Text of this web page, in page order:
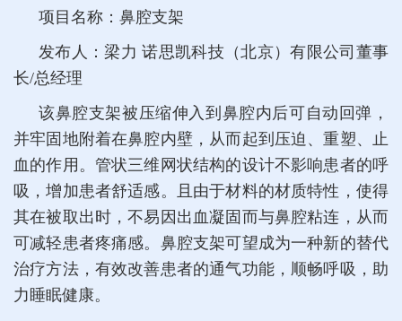
项目名称：鼻腔支架
发布人：梁力 诺思凯科技（北京）有限公司董事
长/总经理
该鼻腔支架被压缩伸入到鼻腔内后可自动回弹，
并牢固地附着在鼻腔内壁，从而起到压迫、重塑、止
血的作用。管状三维网状结构的设计不影响患者的呼
吸，增加患者舒适感。且由于材料的材质特性，使得
其在被取出时，不易因出血凝固而与鼻腔粘连，从而
可减轻患者疼痛感。鼻腔支架可望成为一种新的替代
治疗方法，有效改善患者的通气功能，顺畅呼吸，助
力睡眠健康。